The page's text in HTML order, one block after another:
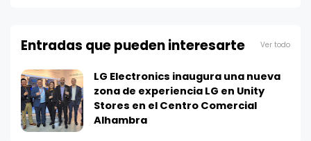
Entradas que pueden interesarte Ver todo
LG Electronics inaugura una nueva
zona de experiencia LG en Unity
Stores en el Centro Comercial
Alhambra